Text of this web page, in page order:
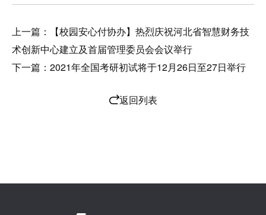
上一篇：【校园安心付协办】热烈庆祝河北省智慧财务技
术创新中心建立及首届管理委员会会议举行
下一篇：2021年全国考研初试将于12月26日至27日举行
返回列表